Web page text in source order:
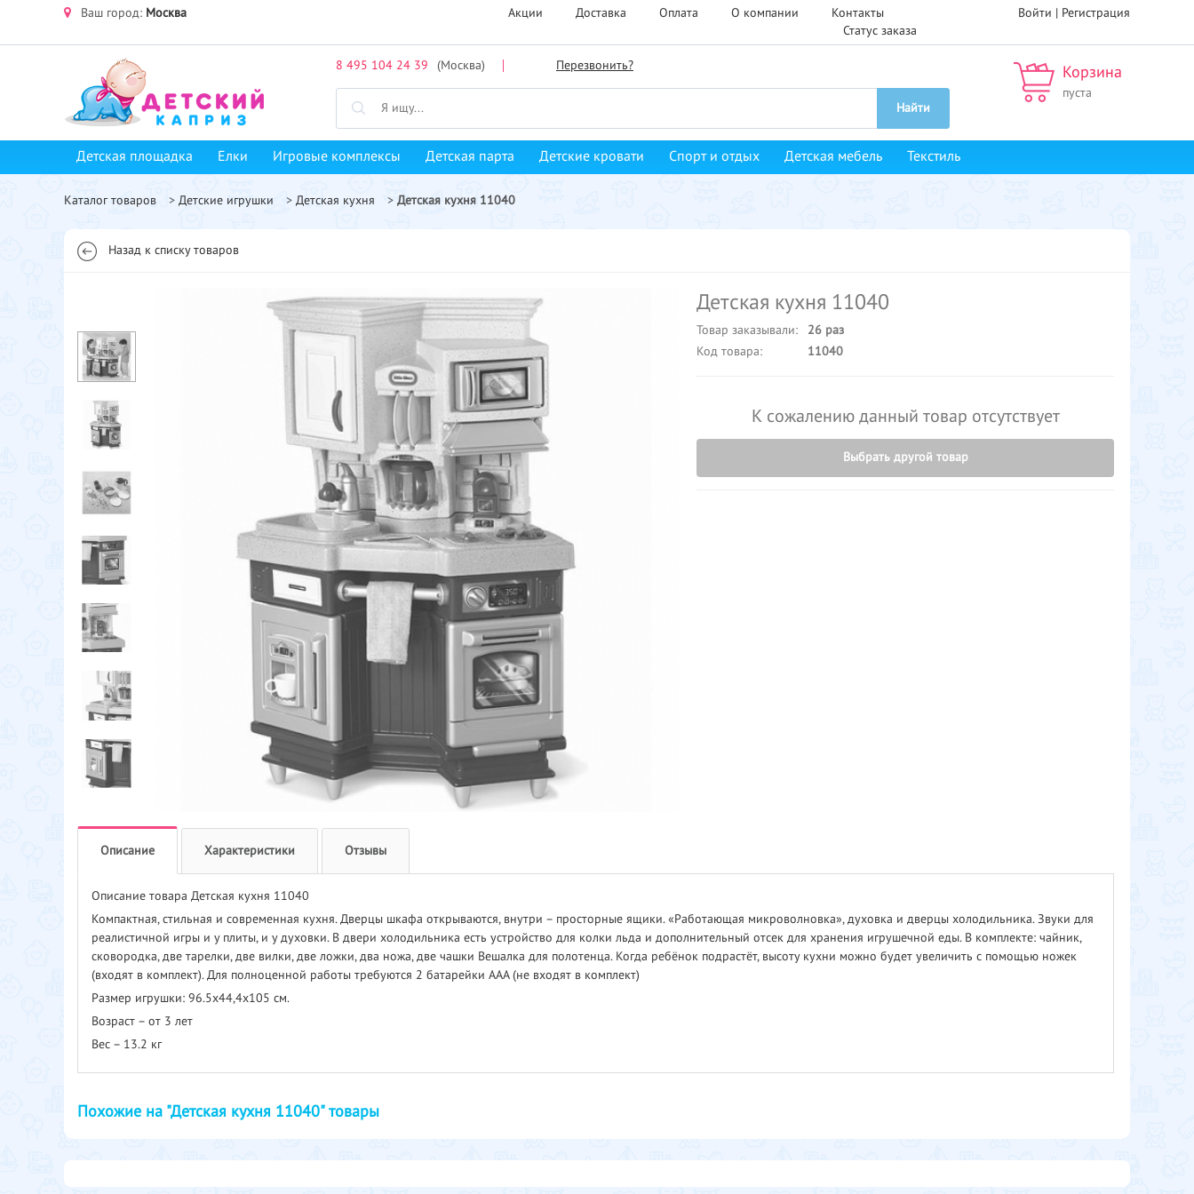
Ваш город: Москва Акции Доставка Оплата О компании
Контакты
Статус заказа
Войти | Регистрация
8 495 104 24 39 (Москва) Перезвонить?
Найти
Корзина
пуста
Детская площадка Елки Игровые комплексы Детская парта Детские кровати Спорт и отдых Детская мебель Текстиль
Каталог товаров > Детские игрушки > Детская кухня > Детская кухня 11040
Назад к списку товаров
Детская кухня 11040
Товар заказывали:
26 раз
Код товара:
11040
К сожалению данный товар отсутствует
Выбрать другой товар
Описание Характеристики Отзывы
Описание товара Детская кухня 11040
Компактная, стильная и современная кухня. Дверцы шкафа открываются, внутри – просторные ящики. «Работающая микроволновка», духовка и дверцы холодильника. Звуки для
реалистичной игры и у плиты, и у духовки. В двери холодильника есть устройство для колки льда и дополнительный отсек для хранения игрушечной еды. В комплекте: чайник,
сковородка, две тарелки, две вилки, две ложки, два ножа, две чашки Вешалка для полотенца. Когда ребёнок подрастёт, высоту кухни можно будет увеличить с помощью ножек
(входят в комплект). Для полноценной работы требуются 2 батарейки AAA (не входят в комплект)
Размер игрушки: 96.5x44,4x105 см.
Возраст – от 3 лет
Вес – 13.2 кг
Похожие на "Детская кухня 11040" товары